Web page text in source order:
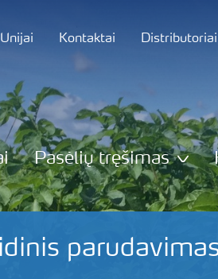
Kontaktai Distributoriai
Pasėlių tręšimas